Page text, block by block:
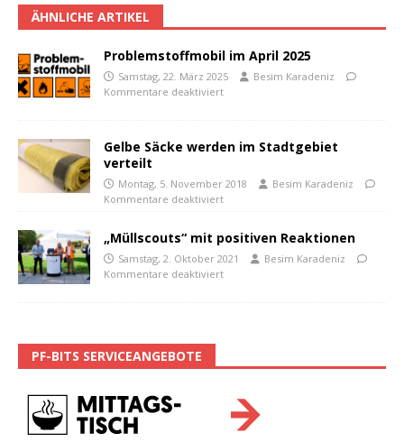
ÄHNLICHE ARTIKEL
Problemstoffmobil im April 2025
Samstag, 22. März 2025
Besim Karadeniz
Kommentare deaktiviert
Gelbe Säcke werden im Stadtgebiet
verteilt
Montag, 5. November 2018
Besim Karadeniz
Kommentare deaktiviert
„Müllscouts“ mit positiven Reaktionen
Samstag, 2. Oktober 2021
Besim Karadeniz
Kommentare deaktiviert
PF-BITS SERVICEANGEBOTE